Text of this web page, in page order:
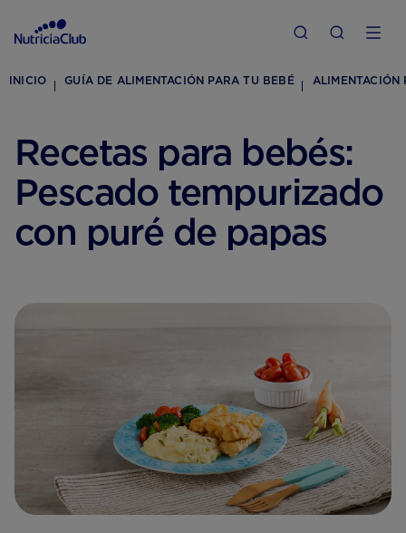
INICIO GUÍA DE ALIMENTACIÓN PARA TU BEBÉ ALIMENTACIÓN
Recetas para bebés:
Pescado tempurizado
con puré de papas